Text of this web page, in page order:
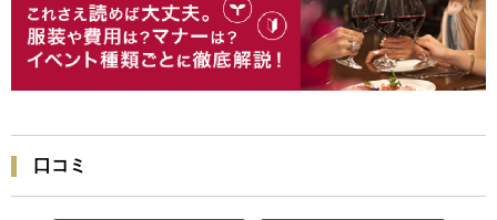
口コミ